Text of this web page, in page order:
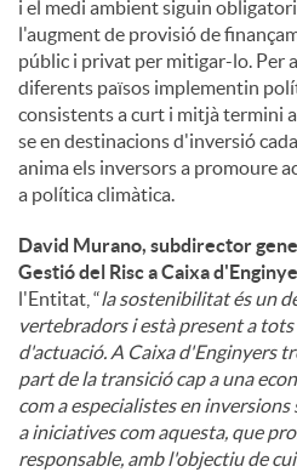
i el medi ambient siguin
l'augment de provisió de
públic i privat per mitigar-lo. Per
diferents països implementin
consistents a curt i mitjà termini
se en destinacions d'inversió
anima els inversors a promoure
a política climàtica.
David Murano, subdirector
Gestió del Risc a Caixa
l'Entitat, “la sostenibilitat és un
vertebradors i està present a
d'actuació. A Caixa d'Enginyers
part de la transició cap a una
com a especialistes en
a iniciatives com aquesta, que
responsable, amb l'objectiu de